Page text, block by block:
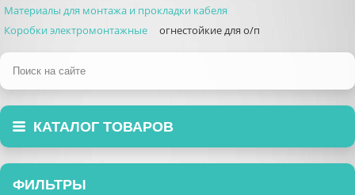
Материалы для монтажа и прокладки кабеля
Коробки электромонтажные
огнестойкие для о/п
КАТАЛОГ ТОВАРОВ
ФИЛЬТРЫ